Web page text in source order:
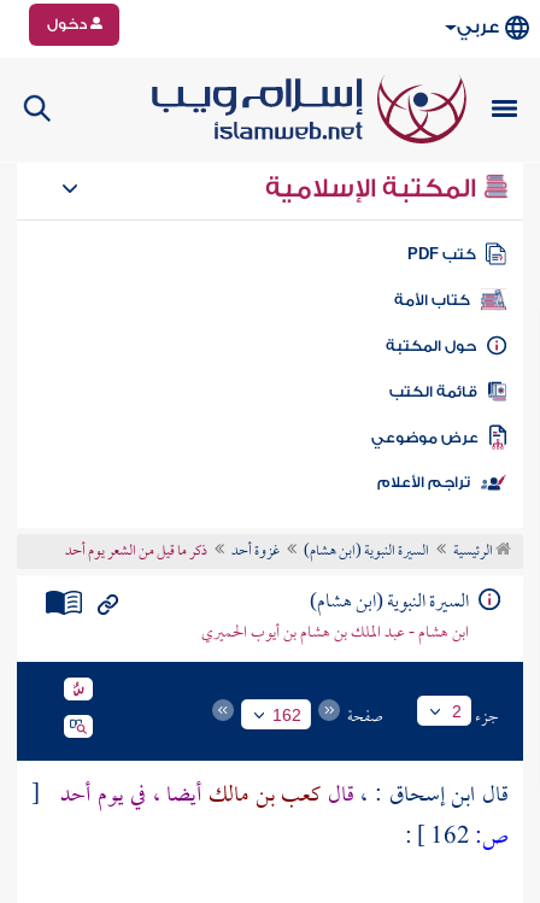
عربي دخول
المكتبة الإسلامية
كتب PDF
كتاب الأمة
المكتبة
الكتب
موضوعي
تراجم الأعلام
الرئيسية السيرة النبوية (ابن هشام) غزوة أحد ذكر ما قيل من الشعر يوم أحد
السيرة النبوية (ابن هشام)
ابن هشام - عبد الملك بن هشام بن أيوب الحميري
جزء 2 صفحة 162
قال ابن إسحاق : ،قالكعب بن مالكأيضا ، في يومأحد [
ص:
: